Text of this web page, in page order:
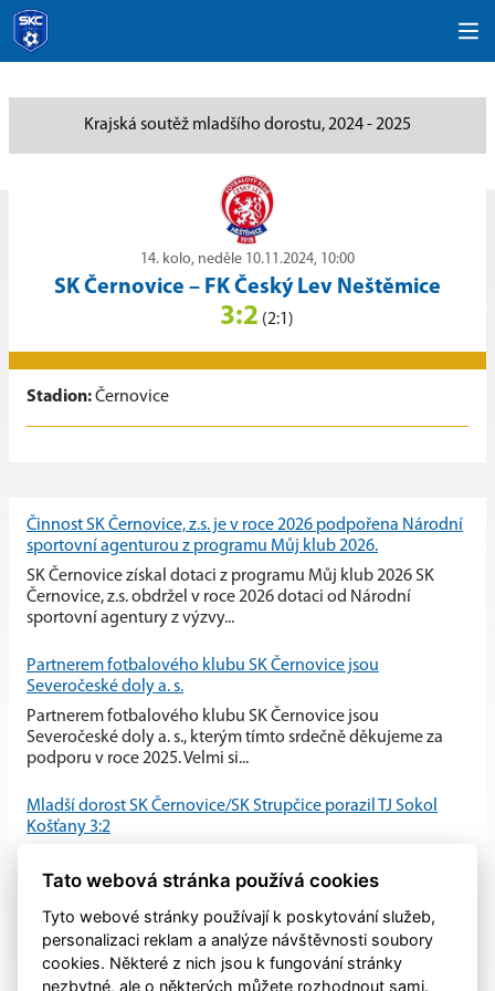
Krajská soutěž mladšího dorostu, 2024 - 2025
14. kolo, neděle 10.11.2024, 10:00
SK Černovice – FK Český Lev Neštěmice
3:2 (2:1)
Stadion:Černovice
Činnost SK Černovice, z.s. je v roce 2026 podpořena Národní
sportovní agenturou z programu Můj klub 2026.
SK Černovice získal dotaci z programu Můj klub 2026 SK
Černovice, z.s. obdržel v roce 2026 dotaci od Národní
sportovní agentury z výzvy...
Partnerem fotbalového klubu SK Černovice jsou
Severočeské doly a. s.
Partnerem fotbalového klubu SK Černovice jsou
Severočeské doly a. s., kterým tímto srdečně děkujeme za
podporu v roce 2025. Velmi si...
Mladší dorost SK Černovice/SK Strupčice porazil TJ Sokol
Košťany 3:2
utkání proti TJ Sokol Košťany a po vyrovnaném průběhu
Tato webová stránka používá cookies
Tyto webové stránky používají k poskytování služeb,
personalizaci reklam a analýze návštěvnosti soubory
cookies. Některé z nich jsou k fungování stránky
nezbytné, ale o některých můžete rozhodnout sami.